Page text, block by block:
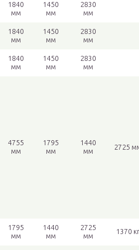
1840
мм
1450
мм
2830
мм
1840
мм
1450
мм
2830
мм
1840
мм
1450
мм
2830
мм
4755
мм
1795
мм
1440
мм
2725
1795
мм
1440
мм
2725
мм
1370 кг